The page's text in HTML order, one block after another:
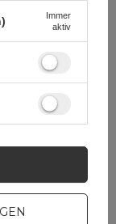
Immer
aktiv